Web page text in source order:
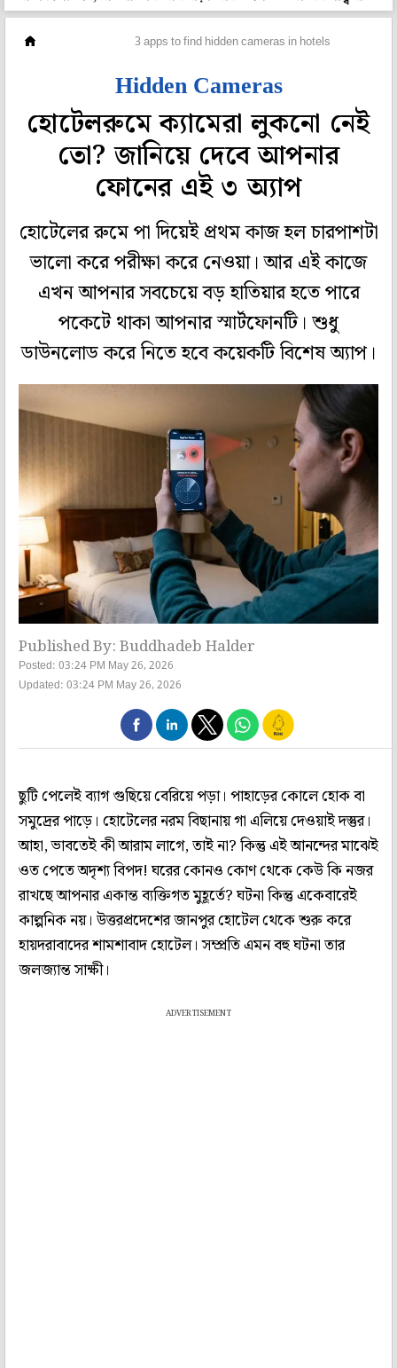
3 apps to find hidden cameras in hotels
Hidden Cameras
হোটেলরুমে ক্যামেরা লুকনো নেই
তো? জানিয়ে দেবে আপনার
ফোনের এই ৩ অ্যাপ
হোটেলের রুমে পা দিয়েই প্রথম কাজ হল চারপাশটা
ভালো করে পরীক্ষা করে নেওয়া। আর এই কাজে
এখন আপনার সবচেয়ে বড় হাতিয়ার হতে পারে
পকেটে থাকা আপনার স্মার্টফোনটি। শুধু
ডাউনলোড করে নিতে হবে কয়েকটি বিশেষ অ্যাপ।
Published By: Buddhadeb Halder
Posted: 03:24 PM May 26, 2026
Updated: 03:24 PM May 26, 2026
ছুটি পেলেই ব্যাগ গুছিয়ে বেরিয়ে পড়া। পাহাড়ের কোলে হোক বা
সমুদ্রের পাড়ে। হোটেলের নরম বিছানায় গা এলিয়ে দেওয়াই দস্তুর।
আহা, ভাবতেই কী আরাম লাগে, তাই না? কিন্তু এই আনন্দের মাঝেই
ওত পেতে অদৃশ্য বিপদ! ঘরের কোনও কোণ থেকে কেউ কি নজর
রাখছে আপনার একান্ত ব্যক্তিগত মুহূর্তে? ঘটনা কিন্তু একেবারেই
কাল্পনিক নয়। উত্তরপ্রদেশের জানপুর হোটেল থেকে শুরু করে
হায়দরাবাদের শামশাবাদ হোটেল। সম্প্রতি এমন বহু ঘটনা তার
জলজ্যান্ত সাক্ষী।
ADVERTISEMENT